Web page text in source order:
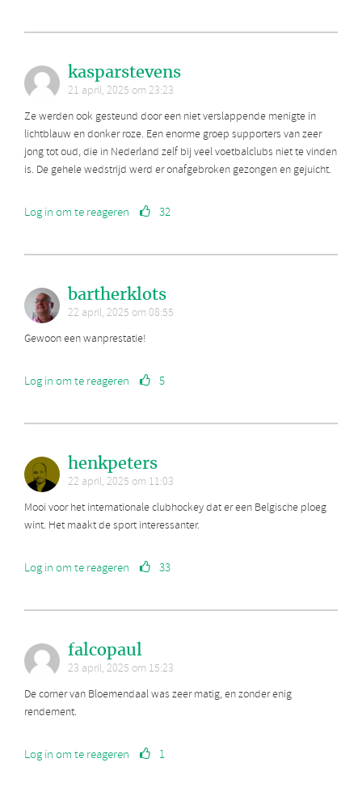
kasparstevens
21 april, 2025 om 23:23
Ze werden ook gesteund door een niet verslappende menigte in
lichtblauw en donker roze. Een enorme groep supporters van zeer
jong tot oud, die in Nederland zelf bij veel voetbalclubs niet te vinden
is. De gehele wedstrijd werd er onafgebroken gezongen en gejuicht.
Log in om te reageren 32
bartherklots
22 april, 2025 om 08:55
Gewoon een wanprestatie!
Log in om te reageren 5
henkpeters
22 april, 2025 om 11:03
Mooi voor het internationale clubhockey dat er een Belgische ploeg
wint. Het maakt de sport interessanter.
Log in om te reageren 33
falcopaul
23 april, 2025 om 15:23
De corner van Bloemendaal was zeer matig, en zonder enig
rendement.
Log in om te reageren 1